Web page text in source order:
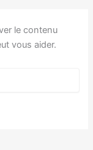
le contenu
vous aider.